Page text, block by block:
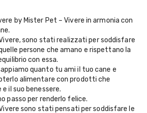
by Mister Pet – Vivere in armonia con
sono stati realizzati per soddisfare
persone che amano e rispettano la
con essa.
quanto tu ami il tuo cane e
alimentare con prodotti che
il suo benessere.
passo per renderlo felice.
sono stati pensati per soddisfare le